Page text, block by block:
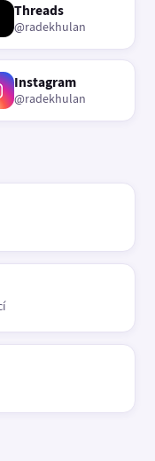
Threads
@radekhulan
Instagram
@radekhulan